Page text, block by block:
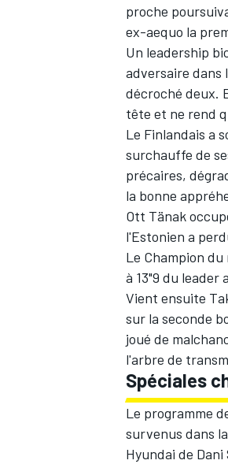
proche
ex-aequo la
Un leadership
adversaire dans
décroché deux.
tête et ne rend
Le Finlandais a
surchauffe de
précaires,
la bonne
Ott Tänak
l'Estonien a
Le Champion
à 13"9 du leader
Vient ensuite
sur la seconde
joué de
l'arbre de
Spéciales
Le programme
survenus dans
Hyundai de Dani